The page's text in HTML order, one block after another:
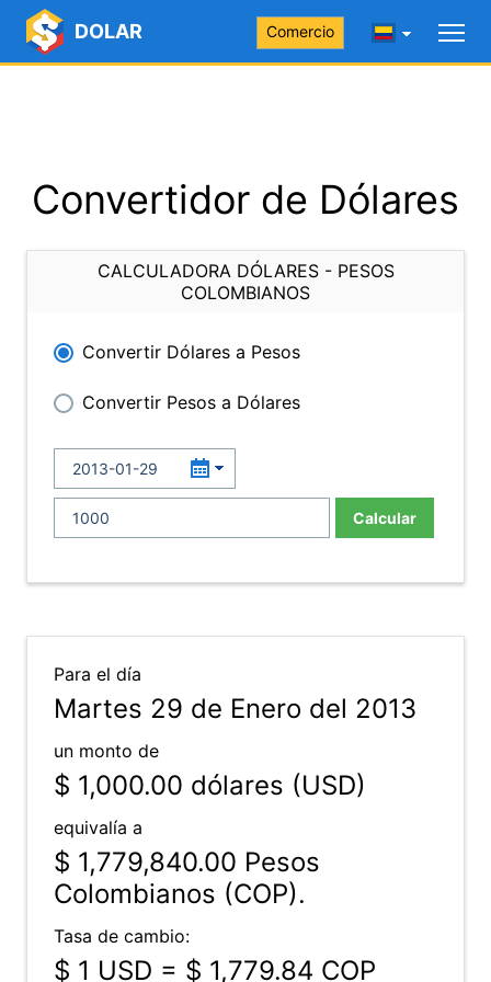
DOLAR Comercio
Convertidor de Dólares
CALCULADORA DÓLARES - PESOS
COLOMBIANOS
Convertir Dólares a Pesos
Convertir Pesos a Dólares
Calcular
Para el día
Martes 29 de Enero del 2013
un monto de
$ 1,000.00 dólares (USD)
equivalía a
$ 1,779,840.00 Pesos
Colombianos (COP).
Tasa de cambio:
$ 1 USD = $ 1,779.84 COP